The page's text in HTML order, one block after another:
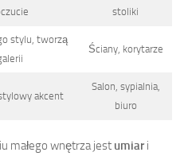
stoliki
stylu, tworzą
Ściany, korytarze
akcent
Salon, sypialnia,
biuro
małego wnętrza jest umiari